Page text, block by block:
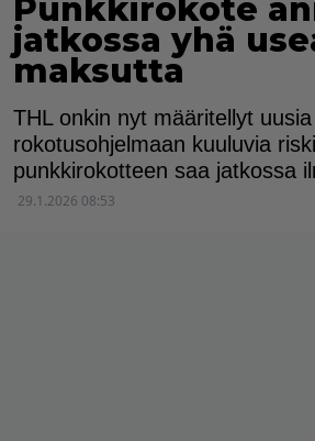
Punkkirokote
jatkossa yhä
maksutta
THL onkin nyt määritellyt
rokotusohjelmaan kuuluvia
punkkirokotteen saa jatkossa
29.1.2026 08:53